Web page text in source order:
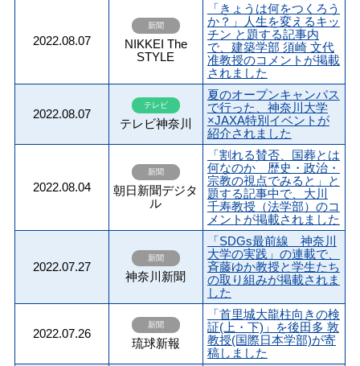
2022.08.07
新聞
NIKKEI The
STYLE
「きょうは何をつくろう
か？」人生を変えるキッ
チン と題する記事内
で、建築学部 須崎 文代
准教授のコメントが掲載
されました
2022.08.07
テレビ
テレビ神奈川
夏のオープンキャンパス
で行った、神奈川大学
×JAXA特別イベントが
紹介されました
2022.08.04
新聞
朝日新聞デジタ
ル
「割れる賛否、国葬とは
何なのか 歴史・政治・
宗教の視点でみると」と
題する記事中で、大川
千寿教授（法学部）のコ
メントが掲載されました
2022.07.27
新聞
神奈川新聞
「SDGs最前線 神奈川
大学の実践」の連載で、
斉藤ゆか教授と学生たち
の取り組みが掲載されま
した
2022.07.26
新聞
琉球新報
「首里城大龍柱向きの検
証(上・下)」を後田多 敦
教授(国際日本学部)が寄
稿しました